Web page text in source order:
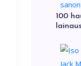
100